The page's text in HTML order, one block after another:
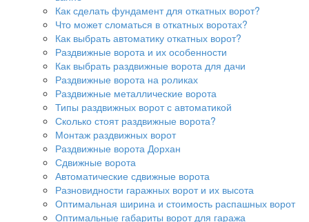
Как сделать фундамент для откатных ворот?
Что может сломаться в откатных воротах?
Как выбрать автоматику откатных ворот?
Раздвижные ворота и их особенности
Как выбрать раздвижные ворота для дачи
Раздвижные ворота на роликах
Раздвижные металлические ворота
Типы раздвижных ворот с автоматикой
Сколько стоят раздвижные ворота?
Монтаж раздвижных ворот
Раздвижные ворота Дорхан
Сдвижные ворота
Автоматические сдвижные ворота
Разновидности гаражных ворот и их высота
Оптимальная ширина и стоимость распашных ворот
Оптимальные габариты ворот для гаража